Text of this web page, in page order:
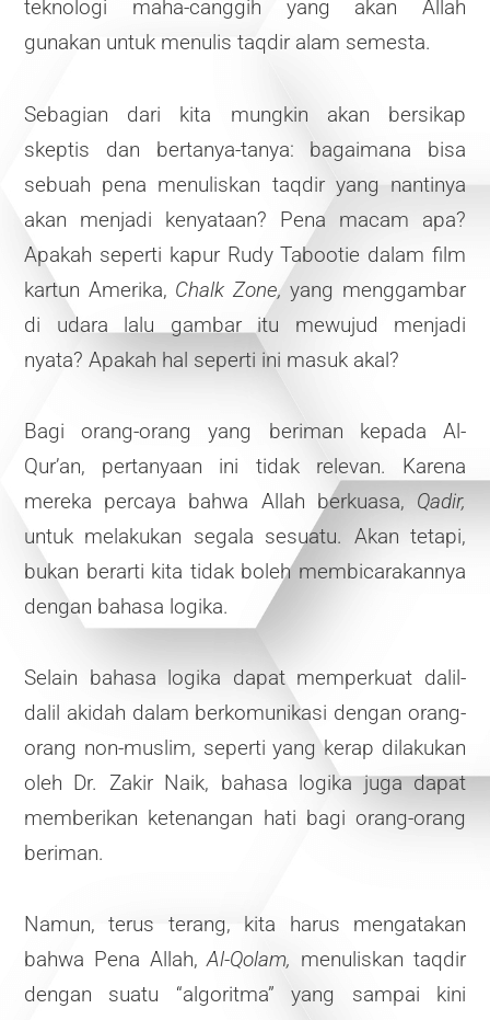
teknologi maha-canggih yang akan Allah
gunakan untuk menulis taqdir alam semesta.
Sebagian dari kita mungkin akan bersikap
skeptis dan bertanya-tanya: bagaimana bisa
sebuah pena menuliskan taqdir yang nantinya
akan menjadi kenyataan? Pena macam apa?
Apakah seperti kapur Rudy Tabootie dalam film
kartun Amerika, Chalk Zone,yang menggambar
di udara lalu gambar itu mewujud menjadi
nyata? Apakah hal seperti ini masuk akal?
Bagi orang-orang yang beriman kepada Al-
Qur’an, pertanyaan ini tidak relevan. Karena
mereka percaya bahwa Allah berkuasa, Qadir,
untuk melakukan segala sesuatu. Akan tetapi,
bukan berarti kita tidak boleh membicarakannya
dengan bahasa logika.
Selain bahasa logika dapat memperkuat dalil-
dalil akidah dalam berkomunikasi dengan orang-
orang non-muslim, seperti yang kerap dilakukan
oleh Dr. Zakir Naik, bahasa logika juga dapat
memberikan ketenangan hati bagi orang-orang
beriman.
Namun, terus terang, kita harus mengatakan
bahwa Pena Allah,Al-Qolam, menuliskan taqdir
dengan suatu “algoritma” yang sampai kini